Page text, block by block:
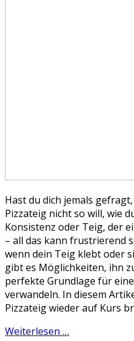
Hast du dich jemals
Pizzateig nicht so will, wie
Konsistenz oder Teig, der
– all das kann frustrierend
wenn dein Teig klebt oder
gibt es Möglichkeiten, ihn
perfekte Grundlage für
verwandeln. In diesem
Pizzateig wieder auf Kurs
Weiterlesen …